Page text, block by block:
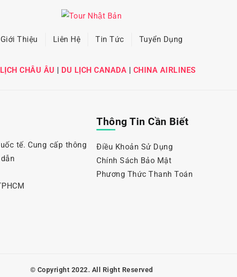
Giới Thiệu Liên Hệ Tin Tức Tuyển Dụng
CHÂU ÂU | DU LỊCH CANADA | CHINA AIRLINES
tế. Cung cấp thông
Thông Tin Cần Biết
Điều Khoản Sử Dụng
Chính Sách Bảo Mật
Phương Thức Thanh Toán
© Copyright 2022. All Right Reserved